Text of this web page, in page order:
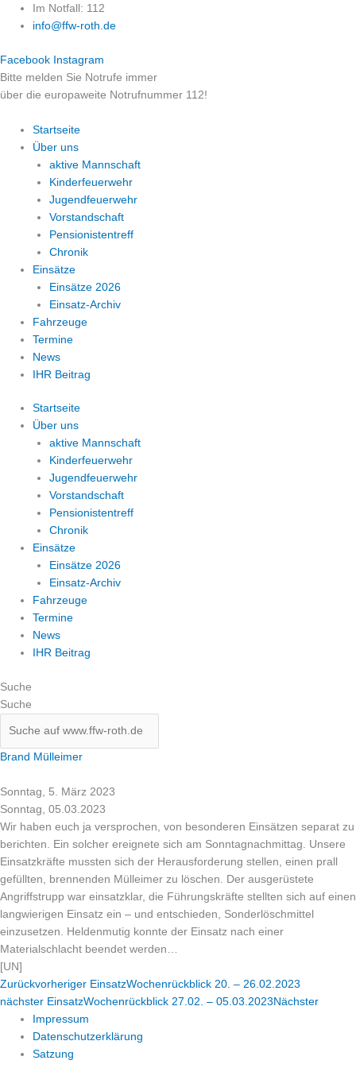
Zum
Inhalt
Im Notfall: 112
info@ffw-roth.de
Facebook Instagram
Bitte melden Sie Notrufe immer
über die europaweite Notrufnummer 112!
Startseite
Über uns
aktive Mannschaft
Kinderfeuerwehr
Jugendfeuerwehr
Vorstandschaft
Pensionistentreff
Chronik
Einsätze
Einsätze 2026
Einsatz-Archiv
Fahrzeuge
Termine
News
IHR Beitrag
Startseite
Über uns
aktive Mannschaft
Kinderfeuerwehr
Jugendfeuerwehr
Vorstandschaft
Pensionistentreff
Chronik
Einsätze
Einsätze 2026
Einsatz-Archiv
Fahrzeuge
Termine
News
IHR Beitrag
Suche
Suche
Brand Mülleimer
Sonntag, 5. März 2023
Sonntag, 05.03.2023
Wir haben euch ja versprochen, von besonderen Einsätzen separat zu
berichten. Ein solcher ereignete sich am Sonntagnachmittag. Unsere
Einsatzkräfte mussten sich der Herausforderung stellen, einen prall
gefüllten, brennenden Mülleimer zu löschen. Der ausgerüstete
Angriffstrupp war einsatzklar, die Führungskräfte stellten sich auf einen
langwierigen Einsatz ein – und entschieden, Sonderlöschmittel
einzusetzen. Heldenmutig konnte der Einsatz nach einer
Materialschlacht beendet werden…
[UN]
Zurückvorheriger EinsatzWochenrückblick 20. – 26.02.2023
nächster EinsatzWochenrückblick 27.02. – 05.03.2023 Nächster
Impressum
Datenschutzerklärung
Satzung